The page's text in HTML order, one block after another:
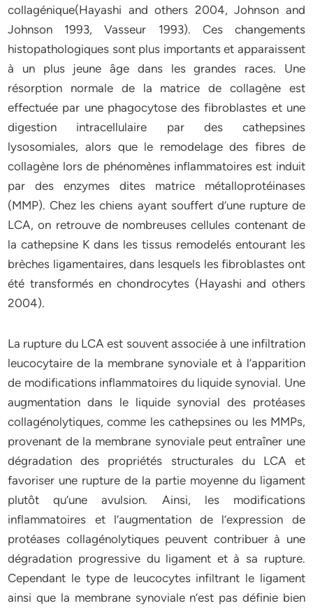
collagénique(Hayashi and others 2004, Johnson and
Johnson 1993, Vasseur 1993). Ces changements
histopathologiques sont plus importants et apparaissent
à un plus jeune âge dans les grandes races. Une
résorption normale de la matrice de collagène est
effectuée par une phagocytose des fibroblastes et une
digestion intracellulaire par des cathepsines
lysosomiales, alors que le remodelage des fibres de
collagène lors de phénomènes inflammatoires est induit
par des enzymes dites matrice métalloprotéinases
(MMP). Chez les chiens ayant souffert d’une rupture de
LCA, on retrouve de nombreuses cellules contenant de
la cathepsine K dans les tissus remodelés entourant les
brèches ligamentaires, dans lesquels les fibroblastes ont
été transformés en chondrocytes (Hayashi and others
2004).
La rupture du LCA est souvent associée à une infiltration
leucocytaire de la membrane synoviale et à l’apparition
de modifications inflammatoires du liquide synovial. Une
augmentation dans le liquide synovial des protéases
collagénolytiques, comme les cathepsines ou les MMPs,
provenant de la membrane synoviale peut entraîner une
dégradation des propriétés structurales du LCA et
favoriser une rupture de la partie moyenne du ligament
plutôt qu’une avulsion. Ainsi, les modifications
inflammatoires et l’augmentation de l’expression de
protéases collagénolytiques peuvent contribuer à une
dégradation progressive du ligament et à sa rupture.
Cependant le type de leucocytes infiltrant le ligament
ainsi que la membrane synoviale n’est pas définie bien